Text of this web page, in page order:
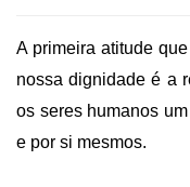
A primeira atitude
nossa dignidade é a
os seres humanos um
e por si mesmos.